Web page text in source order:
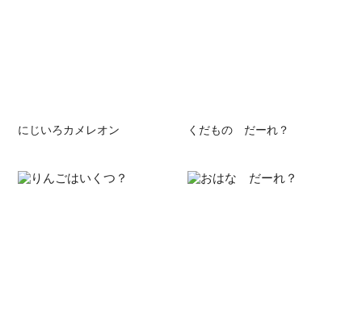
にじいろカメレオン くだもの だーれ？